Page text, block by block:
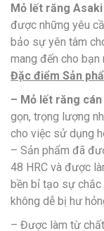
Mỏ lết răng Asaki
được những yêu
bảo sự yên tâm
mang đến cho
Đặc điểm Sản
– Mỏ lết răng
gọn, trọng lượng
cho việc sử dụng
– Sản phẩm đã
48 HRC và được
bền bỉ tạo sự chắc
không dễ bị hư
– Được làm từ